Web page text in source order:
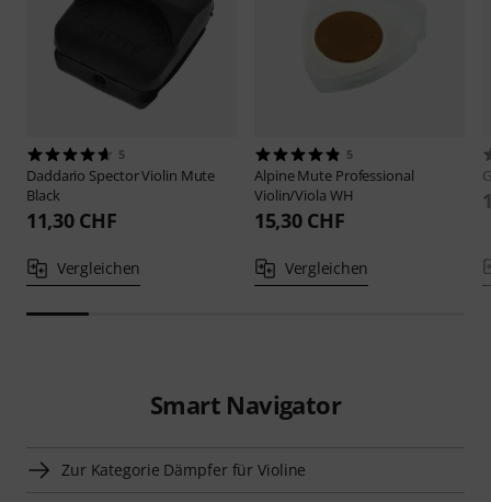
5
Daddario Spector Violin Mute
Black
11,30 CHF
Vergleichen
5
Alpine Mute Professional
Violin/Viola WH
15,30 CHF
Vergleichen
Smart Navigator
Zur Kategorie Dämpfer für Violine